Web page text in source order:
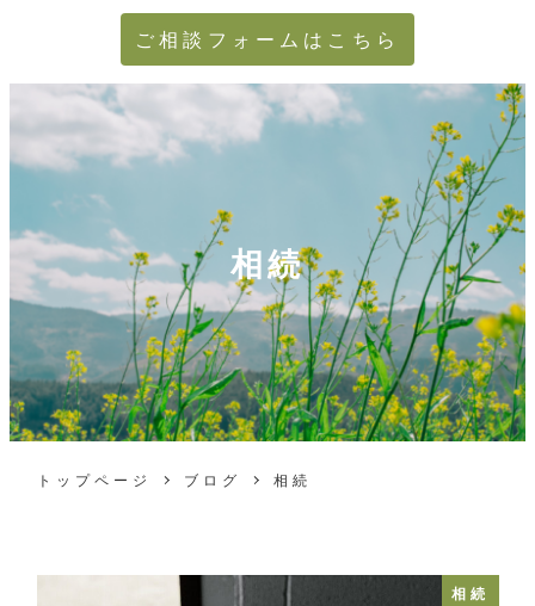
ご相談フォームはこちら
相続
トップページ ブログ 相続
相続